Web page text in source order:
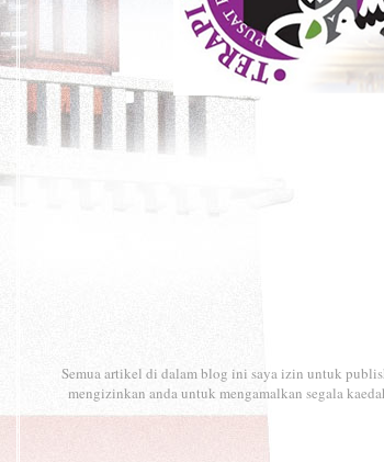
Semua artikel di dalam blog ini saya izin untuk
mengizinkan anda untuk mengamalkan segala